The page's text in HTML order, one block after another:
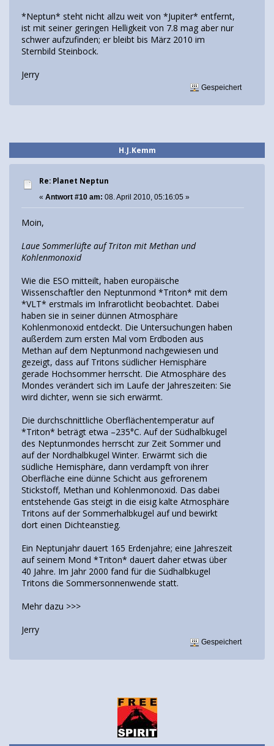
*Neptun* steht nicht allzu weit von *Jupiter* entfernt,
ist mit seiner geringen Helligkeit von 7.8 mag aber nur
schwer aufzufinden; er bleibt bis März 2010 im
Sternbild Steinbock.
Jerry
Gespeichert
H.J.Kemm
Re: Planet Neptun
« Antwort #10 am: 08. April 2010, 05:16:05 »
Moin,
Laue Sommerlüfte auf Triton mit Methan und
Kohlenmonoxid
Wie die ESO mitteilt, haben europäische
Wissenschaftler den Neptunmond *Triton* mit dem
*VLT* erstmals im Infrarotlicht beobachtet. Dabei
haben sie in seiner dünnen Atmosphäre
Kohlenmonoxid entdeckt. Die Untersuchungen haben
außerdem zum ersten Mal vom Erdboden aus
Methan auf dem Neptunmond nachgewiesen und
gezeigt, dass auf Tritons südlicher Hemisphäre
gerade Hochsommer herrscht. Die Atmosphäre des
Mondes verändert sich im Laufe der Jahreszeiten: Sie
wird dichter, wenn sie sich erwärmt.
Die durchschnittliche Oberflächentemperatur auf
*Triton* beträgt etwa –235°C. Auf der Südhalbkugel
des Neptunmondes herrscht zur Zeit Sommer und
auf der Nordhalbkugel Winter. Erwärmt sich die
südliche Hemisphäre, dann verdampft von ihrer
Oberfläche eine dünne Schicht aus gefrorenem
Stickstoff, Methan und Kohlenmonoxid. Das dabei
entstehende Gas steigt in die eisig kalte Atmosphäre
Tritons auf der Sommerhalbkugel auf und bewirkt
dort einen Dichteanstieg.
Ein Neptunjahr dauert 165 Erdenjahre; eine Jahreszeit
auf seinem Mond *Triton* dauert daher etwas über
40 Jahre. Im Jahr 2000 fand für die Südhalbkugel
Tritons die Sommersonnenwende statt.
Mehr dazu >>>
Jerry
Gespeichert